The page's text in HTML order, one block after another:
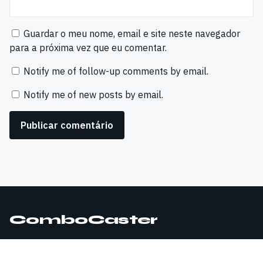
Guardar o meu nome, email e site neste navegador
para a próxima vez que eu comentar.
Notify me of follow-up comments by email.
Notify me of new posts by email.
ComboCaster